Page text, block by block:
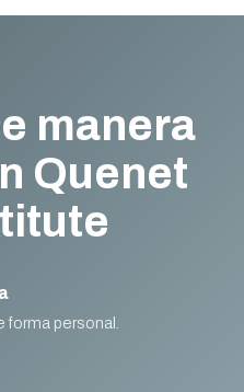
manera
Quenet
personal.